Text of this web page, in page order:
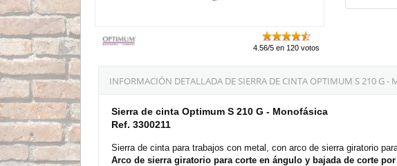
4.56/5 en 120 votos
INFORMACIÓN DETALLADA DE SIERRA DE CINTA OPTIMUM S 210 G -
Sierra de cinta Optimum S 210 G - Monofásica
Ref. 3300211
Sierra de cinta para trabajos con metal, con arco de sierra giratorio
Arco de sierra giratorio para corte en ángulo y bajada de corte